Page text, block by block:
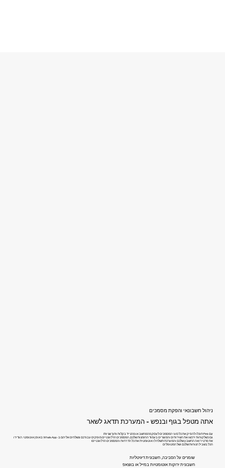
אתה מטפל בגוף ובנפש - המערכת תדאג לשאר
ניהול חשבונאי והפקת מסמכים
עם Pink תוכלו להפיק את כל סוגי המסמכים לעסק מהמחשב או מהנייד בקלות ותוך שניות!
גם כשלקוחות ירכשו את השירותים והמוצרים בעמוד ההזמנות שלכם, המסמכים הרלוונטיים מופקים עבורכם ונשלחים אליהם ב- WhatsApp באופן אוטומטי. הגדירו
את פרטי רואה החשבון שלכם והמערכת תשלח לו אוטומטית את כל הדו"חות והמסמכים הרלוונטיים!
הכל בשביל הנוחות שלכם ושל המטופלים
שומרים על הסביבה, חשבונית דיגיטליות
חשבונית ירוקות אוטומטיות במייל או בווצאפ